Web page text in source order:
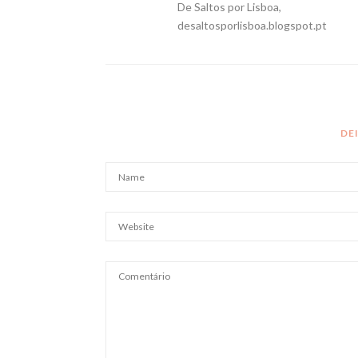
De Saltos por Lisboa,
desaltosporlisboa.blogspot.pt